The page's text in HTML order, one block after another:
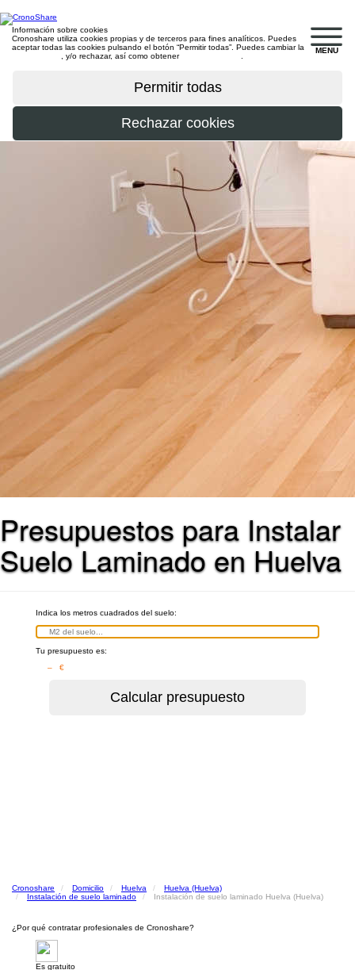
MENU
Información sobre cookies
Cronoshare utiliza cookies propias y de terceros para fines analíticos. Puedes
aceptar todas las cookies pulsando el botón “Permitir todas”. Puedes cambiar la
, y/o rechazar, así como obtener
Presupuestos para Instalar
Suelo Laminado en Huelva
Indica los metros cuadrados del suelo:
Tu presupuesto es:
– €
Cronoshare Domicilio Huelva
Huelva (Huelva)
Instalación de suelo laminado
Instalación de suelo laminado Huelva (Huelva)
¿Por qué contratar profesionales de Cronoshare?
Es gratuito